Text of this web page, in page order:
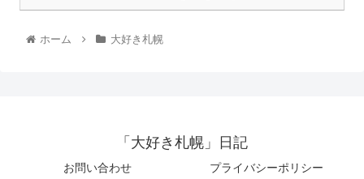
ホーム 大好き札幌
「大好き札幌」日記
お問い合わせ プライバシーポリシー